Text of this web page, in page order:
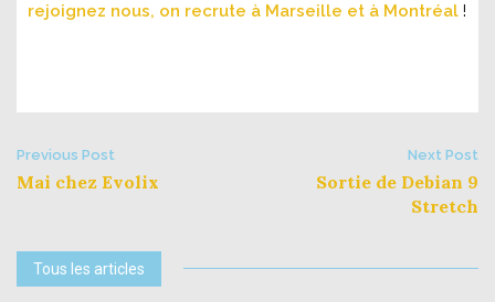
rejoignez nous, on recrute à Marseille et à Montréal !
Post
Previous Post
Mai chez Evolix
Next Post
Sortie de Debian 9
Stretch
Tous les articles